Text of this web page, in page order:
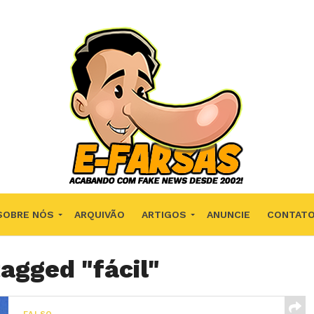
NÓS ARQUIVÃO ARTIGOS ANUNCIE CONTATO
"fácil"